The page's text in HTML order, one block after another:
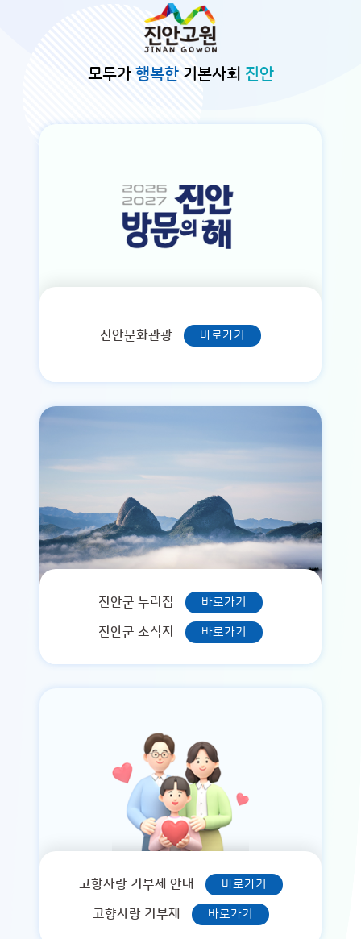
모두가 행복한기본사회 진안
진안문화관광 바로가기
진안군 누리집 바로가기
진안군 소식지 바로가기
고향사랑 기부제 안내 바로가기
고향사랑 기부제 바로가기